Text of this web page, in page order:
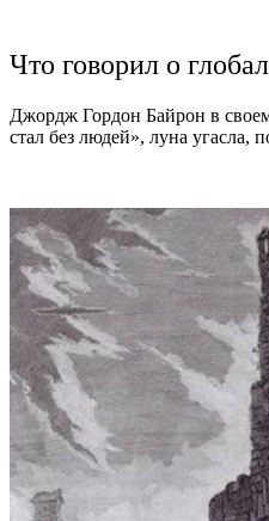
Что говорил о
Джордж Гордон Байрон в
стал без людей», луна угасла,